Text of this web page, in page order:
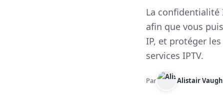
La confidentialité
afin que vous
IP, et protéger
services IPTV.
Par Alistair